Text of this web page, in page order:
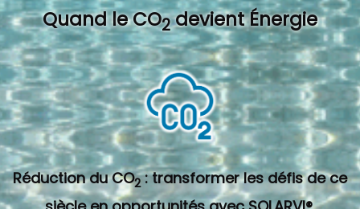
Quand le CO2devient Énergie
Réduction du CO2 : transformer les défis de ce